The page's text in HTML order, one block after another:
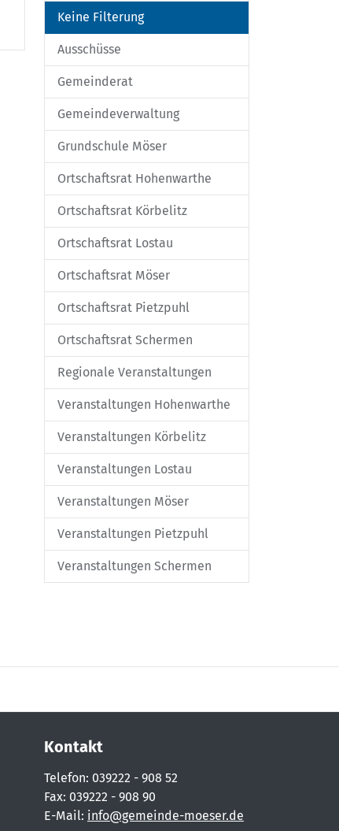
Keine Filterung
Ausschüsse
Gemeinderat
Gemeindeverwaltung
Grundschule Möser
Ortschaftsrat Hohenwarthe
Ortschaftsrat Körbelitz
Ortschaftsrat Lostau
Ortschaftsrat Möser
Ortschaftsrat Pietzpuhl
Ortschaftsrat Schermen
Regionale Veranstaltungen
Veranstaltungen Hohenwarthe
Veranstaltungen Körbelitz
Veranstaltungen Lostau
Veranstaltungen Möser
Veranstaltungen Pietzpuhl
Veranstaltungen Schermen
Kontakt
Telefon: 039222 - 908 52
Fax: 039222 - 908 90
E-Mail: info@gemeinde-moeser.de